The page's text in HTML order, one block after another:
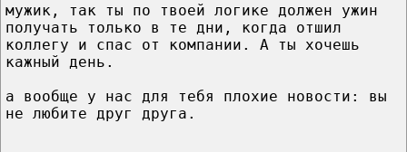
мужик, так ты по твоей логике должен ужин
получать только в те дни, когда отшил
коллегу и спас от компании. А ты хочешь
кажный день.
а вообще у нас для тебя плохие новости: вы
не любите друг друга.